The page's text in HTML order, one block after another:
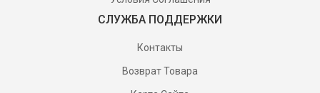
СЛУЖБА ПОДДЕРЖКИ
Контакты
Возврат Товара